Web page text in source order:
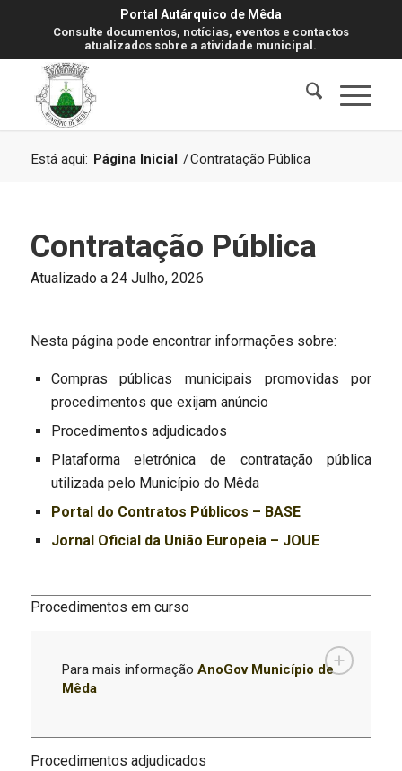
Portal Autárquico de Mêda
Consulte documentos, notícias, eventos e contactos
atualizados sobre a atividade municipal.
Está aqui: Página Inicial /Contratação Pública
Contratação Pública
Atualizado a 24 Julho, 2026
Nesta página pode encontrar informações sobre:
Compras públicas municipais promovidas por
procedimentos que exijam anúncio
Procedimentos adjudicados
Plataforma eletrónica de contratação pública
utilizada pelo Município do Mêda
Portal do Contratos Públicos – BASE
Jornal Oficial da União Europeia​ – JOUE
Procedimentos em curso
Para mais informação AnoGov Município de
Mêda
Procedimentos adjudicados